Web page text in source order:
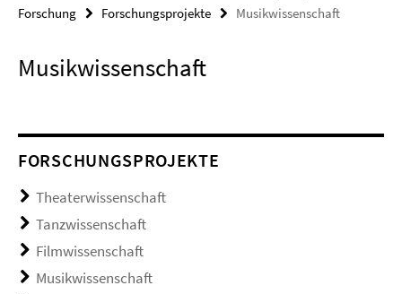
Forschung
Forschungsprojekte Musikwissenschaft
Musikwissenschaft
FORSCHUNGSPROJEKTE
Theaterwissenschaft
Tanzwissenschaft
Filmwissenschaft
Musikwissenschaft